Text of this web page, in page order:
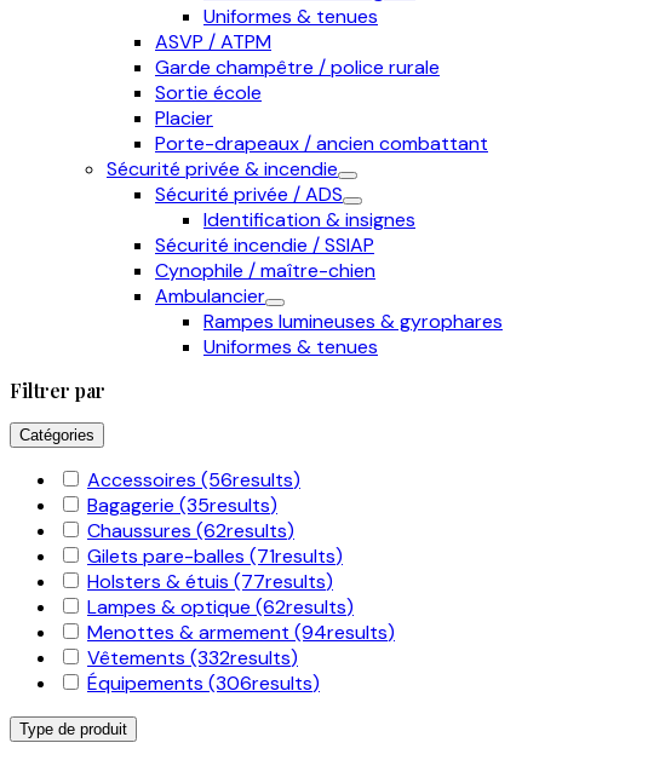
Uniformes & tenues
ASVP / ATPM
Garde champêtre / police rurale
Sortie école
Placier
Porte-drapeaux / ancien combattant
Sécurité privée & incendie
Sécurité privée / ADS
Identification & insignes
Sécurité incendie / SSIAP
Cynophile / maître-chien
Ambulancier
Rampes lumineuses & gyrophares
Uniformes & tenues
Filtrer par
Catégories
Accessoires (56results)
Bagagerie (35results)
Chaussures (62results)
Gilets pare-balles (71results)
Holsters & étuis (77results)
Lampes & optique (62results)
Menottes & armement (94results)
Vêtements (332results)
Équipements (306results)
Type de produit